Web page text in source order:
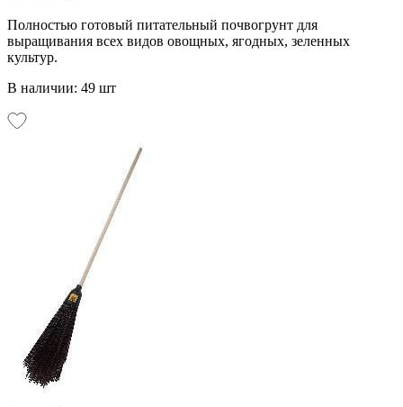
Полностью готовый питательный почвогрунт для
выращивания всех видов овощных, ягодных, зеленных
культур.
В наличии: 49 шт